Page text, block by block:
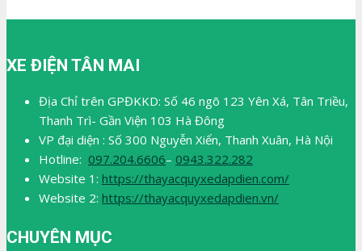
XE ĐIỆN TÂN MAI
Địa Chỉ trên GPĐKKD: Số 46 ngõ 123 Yên Xá, Tân Triều,
Thanh Trì- Gần Viện 103 Hà Đông
VP đại diện : Số 300 Nguyễn Xiển, Thanh Xuân, Hà Nội
Hotline: 097.204.6606– 0943.322.282
Website 1: https://thayacquyxedapdien.com/
Website 2: https://thayacquyxedapdien.vn/
CHUYÊN MỤC